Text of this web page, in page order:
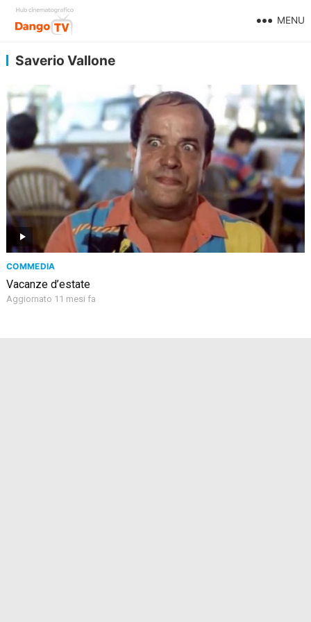
MENU
Saverio Vallone
COMMEDIA
Vacanze d’estate
Aggiornato 11 mesi fa